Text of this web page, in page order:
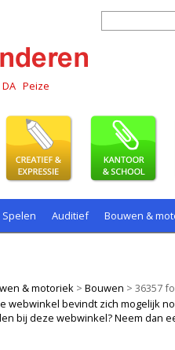
DA Peize
Spelen Auditief Bouwen &
& motoriek > Bouwen > 36357
webwinkel bevindt zich mogelijk
bij deze webwinkel? Neem dan